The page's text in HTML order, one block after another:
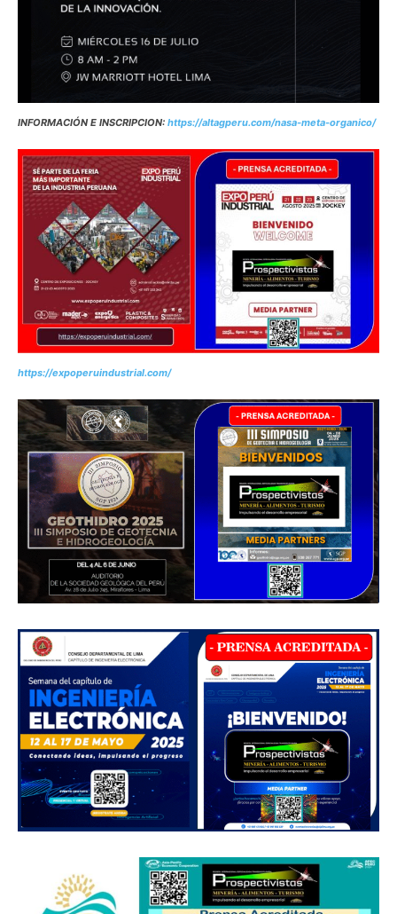
INFORMACIÓN E INSCRIPCION: https://altagperu.com/nasa-meta-organico/
https://expoperuindustrial.com/